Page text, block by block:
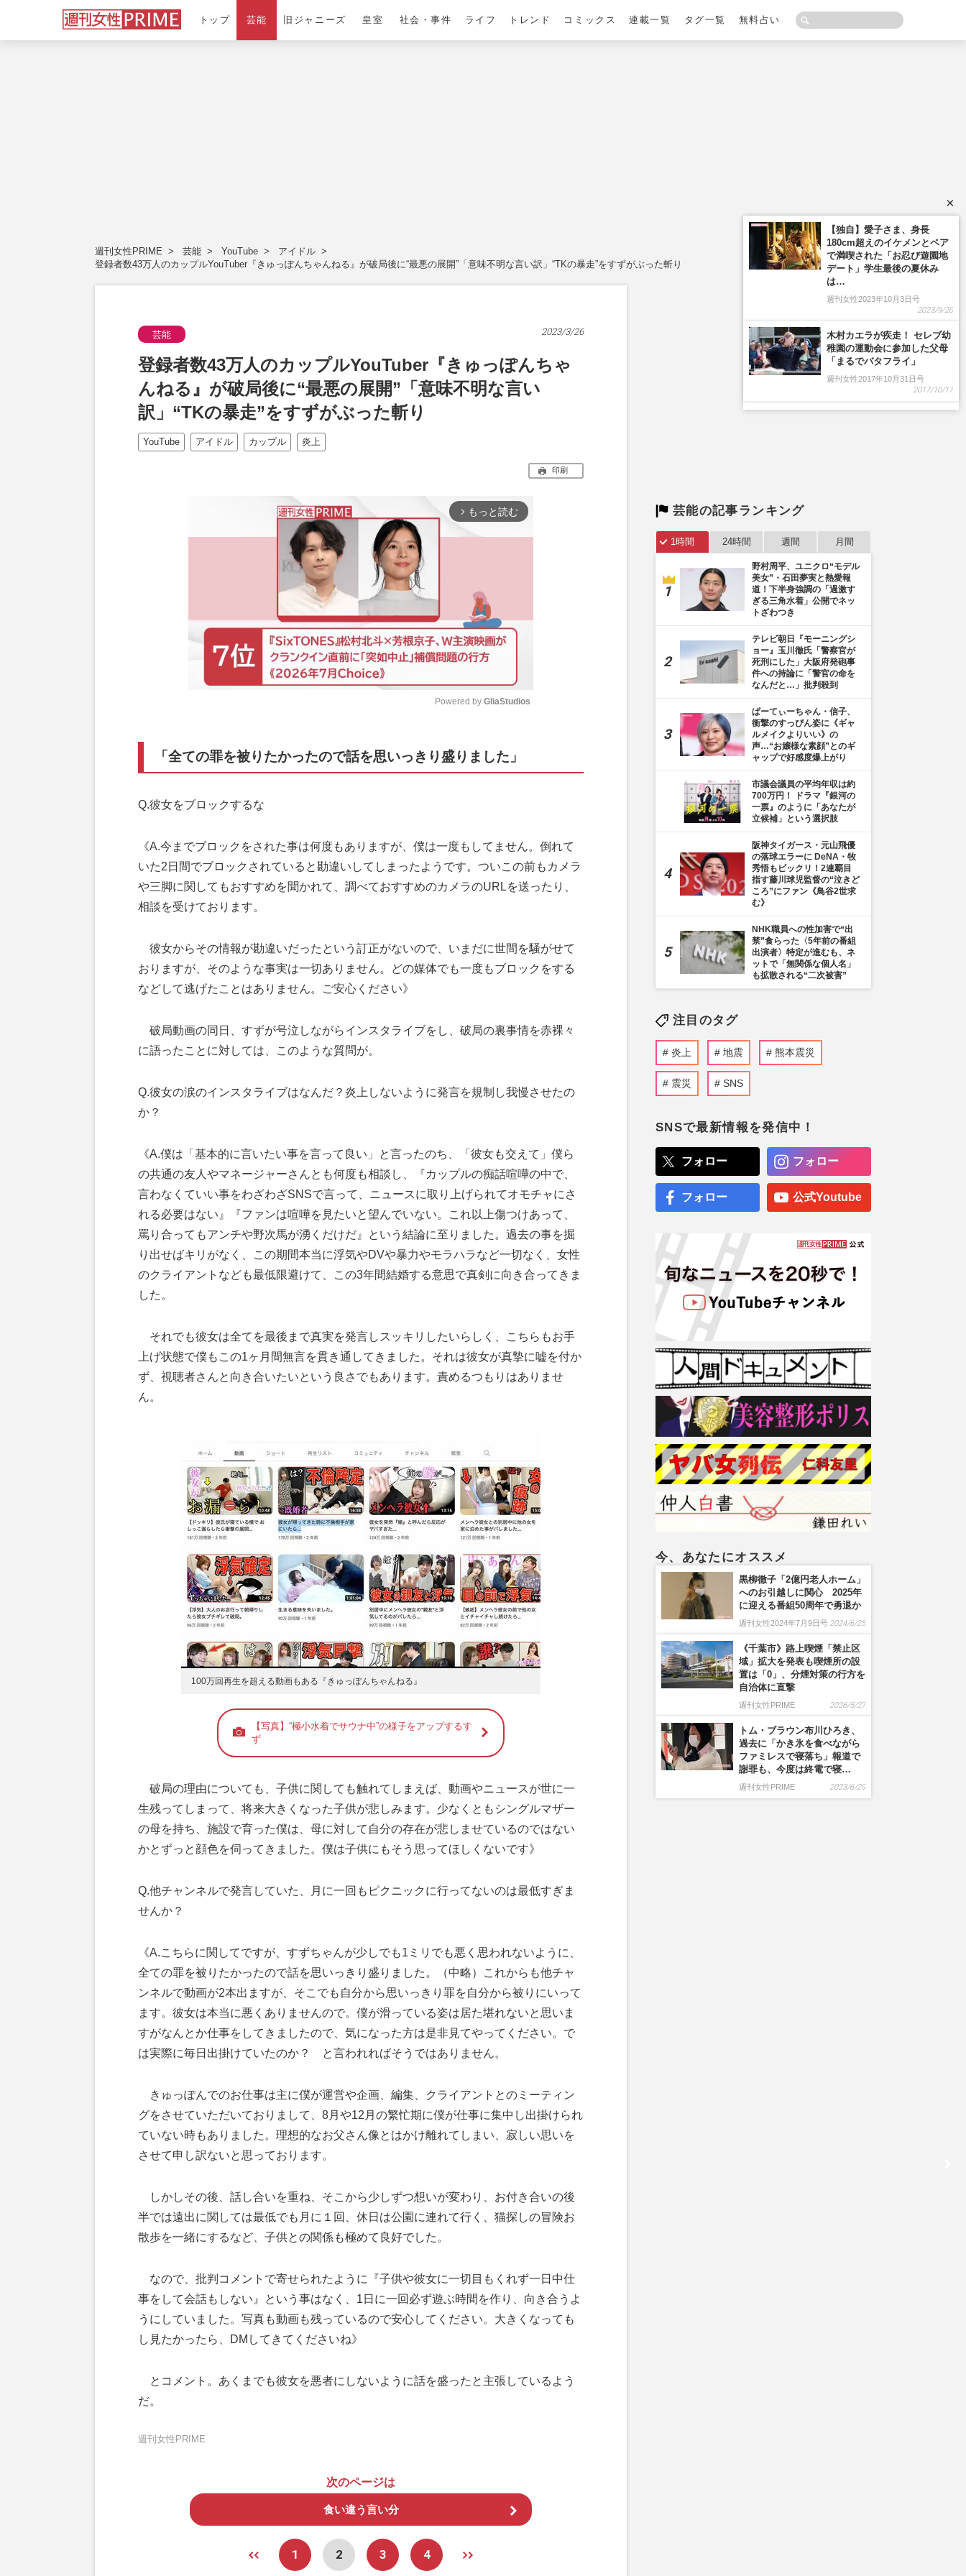
トップ 芸能 旧ジャニーズ 皇室 社会・事件 ライフ トレンド コミックス 連載一覧 タグ一覧 無料占い
週刊女性PRIME 芸能 YouTube
アイドル
登録者数43万人のカップルYouTuber『きゅっぽんちゃんねる』が破局後に“最悪の展開”「意味不明な言い訳」“TKの暴走”をすずがぶった斬り
芸能 2023/3/26
登録者数43万人のカップルYouTuber『きゅっぽんちゃ
んねる』が破局後に“最悪の展開”「意味不明な言い
訳」“TKの暴走”をすずがぶった斬り
YouTube アイドル カップル 炎上
印刷
arrow_forward_ios もっと読む
u
Powered by GliaStudios
「全ての罪を被りたかったので話を思いっきり盛りました」
Q.彼女をブロックするな
《A.今までブロックをされた事は何度もありますが、僕は一度もしてません。倒れて
いた2日間でブロックされていると勘違いしてしまったようです。ついこの前もカメラ
や三脚に関してもおすすめを聞かれて、調べておすすめのカメラのURLを送ったり、
相談を受けております。
彼女からその情報が勘違いだったという訂正がないので、いまだに世間を騒がせて
おりますが、そのような事実は一切ありません。どの媒体でも一度もブロックをする
などして逃げたことはありません。ご安心ください》
破局動画の同日、すずが号泣しながらインスタライブをし、破局の裏事情を赤裸々
に語ったことに対しては、このような質問が。
Q.彼女の涙のインスタライブはなんだ？炎上しないように発言を規制し我慢させたの
か？
《A.僕は「基本的に言いたい事を言って良い」と言ったのち、「彼女も交えて」僕ら
の共通の友人やマネージャーさんとも何度も相談し、『カップルの痴話喧嘩の中で、
言わなくていい事をわざわざSNSで言って、ニュースに取り上げられてオモチャにさ
れる必要はない』『ファンは喧嘩を見たいと望んでいない。これ以上傷つけあって、
罵り合ってもアンチや野次馬が湧くだけだ』という結論に至りました。過去の事を掘
り出せばキリがなく、この期間本当に浮気やDVや暴力やモラハラなど一切なく、女性
のクライアントなども最低限避けて、この3年間結婚する意思で真剣に向き合ってきま
した。
それでも彼女は全てを最後まで真実を発言しスッキリしたいらしく、こちらもお手
上げ状態で僕もこの1ヶ月間無言を貫き通してきました。それは彼女が真摯に嘘を付か
ず、視聴者さんと向き合いたいという良さでもあります。責めるつもりはありませ
ん。
100万回再生を超える動画もある『きゅっぽんちゃんねる』
【写真】“極小水着でサウナ中”の様子をアップするす
ず
破局の理由についても、子供に関しても触れてしまえば、動画やニュースが世に一
生残ってしまって、将来大きくなった子供が悲しみます。少なくともシングルマザー
の母を持ち、施設で育った僕は、母に対して自分の存在が悲しませているのではない
かとずっと顔色を伺ってきました。僕は子供にもそう思ってほしくないです》
Q.他チャンネルで発言していた、月に一回もピクニックに行ってないのは最低すぎま
せんか？
《A.こちらに関してですが、すずちゃんが少しでも1ミリでも悪く思われないように、
全ての罪を被りたかったので話を思いっきり盛りました。（中略）これからも他チャ
ンネルで動画が2本出ますが、そこでも自分から思いっきり罪を自分から被りにいって
ます。彼女は本当に悪くありませんので。僕が滑っている姿は居た堪れないと思いま
すがなんとか仕事をしてきましたので、気になった方は是非見てやってください。で
は実際に毎日出掛けていたのか？ と言われればそうではありません。
きゅっぽんでのお仕事は主に僕が運営や企画、編集、クライアントとのミーティン
グをさせていただいておりまして、8月や12月の繁忙期に僕が仕事に集中し出掛けられ
ていない時もありました。理想的なお父さん像とはかけ離れてしまい、寂しい思いを
させて申し訳ないと思っております。
しかしその後、話し合いを重ね、そこから少しずつ想いが変わり、お付き合いの後
半では遠出に関しては最低でも月に１回、休日は公園に連れて行く、猫探しの冒険お
散歩を一緒にするなど、子供との関係も極めて良好でした。
なので、批判コメントで寄せられたように『子供や彼女に一切目もくれず一日中仕
事をして会話もしない』という事はなく、1日に一回必ず遊ぶ時間を作り、向き合うよ
うにしていました。写真も動画も残っているので安心してください。大きくなっても
し見たかったら、DMしてきてくださいね》
とコメント。あくまでも彼女を悪者にしないように話を盛ったと主張しているよう
だ。
週刊女性PRIME
次のページは
食い違う言い分
1 2 3 4
芸能の記事ランキング
1時間 24時間 週間 月間
野村周平、ユニクロ“モデル
美女”・石田夢実と熱愛報
道！下半身強調の「過激す
ぎる三角水着」公開でネッ
トざわつき
テレビ朝日『モーニングシ
ョー』玉川徹氏「警察官が
死刑にした」大阪府発砲事
件への持論に「警官の命を
なんだと…」批判殺到
ぱーてぃーちゃん・信子、
衝撃のすっぴん姿に《ギャ
ルメイクよりいい》の
声…“お嬢様な素顔”とのギ
ャップで好感度爆上がり
市議会議員の平均年収は約
700万円！ ドラマ『銀河の
一票』のように「あなたが
立候補」という選択肢
阪神タイガース・元山飛優
の落球エラーに DeNA・牧
秀悟もビックリ！2連覇目
指す藤川球児監督の“泣きど
ころ”にファン《鳥谷2世求
む》
NHK職員への性加害で“出
禁”食らった〈5年前の番組
出演者〉特定が進むも、ネ
ットで「無関係な個人名」
も拡散される“二次被害”
注目のタグ
炎上 地震 熊本震災
震災 SNS
SNSで最新情報を発信中！
フォロー フォロー
フォロー 公式Youtube
今、あなたにオススメ
黒柳徹子「2億円老人ホーム」
へのお引越しに関心 2025年
に迎える番組50周年で勇退か
週刊女性2024年7月9日号 2024/6/25
《千葉市》路上喫煙「禁止区
域」拡大を発表も喫煙所の設
置は「0」、分煙対策の行方を
自治体に直撃
週刊女性PRIME 2026/5/27
トム・ブラウン布川ひろき、
過去に「かき氷を食べながら
ファミレスで寝落ち」報道で
謝罪も、今度は終電で寝…
週刊女性PRIME 2023/6/29
×
【独自】愛子さま、身長
180cm超えのイケメンとペア
で満喫された「お忍び遊園地
デート」学生最後の夏休み
は…
週刊女性2023年10月3日号
2023/9/20
木村カエラが疾走！ セレブ幼
稚園の運動会に参加した父母
「まるでバタフライ」
週刊女性2017年10月31日号
2017/10/17